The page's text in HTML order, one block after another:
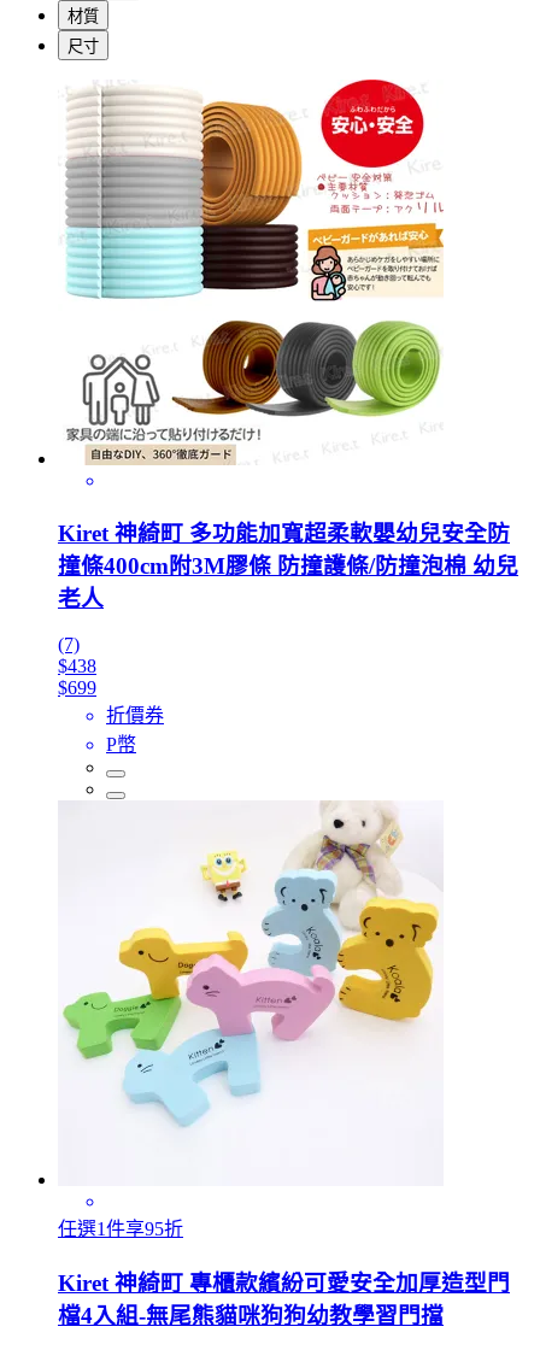
材質
尺寸
Kiret 神綺町 多功能加寬超柔軟嬰幼兒安全防
撞條400cm附3M膠條 防撞護條/防撞泡棉 幼兒
老人
(7)
$438
$699
折價券
P幣
任選1件享95折
Kiret 神綺町 專櫃款繽紛可愛安全加厚造型門
檔4入組-無尾熊貓咪狗狗幼教學習門擋